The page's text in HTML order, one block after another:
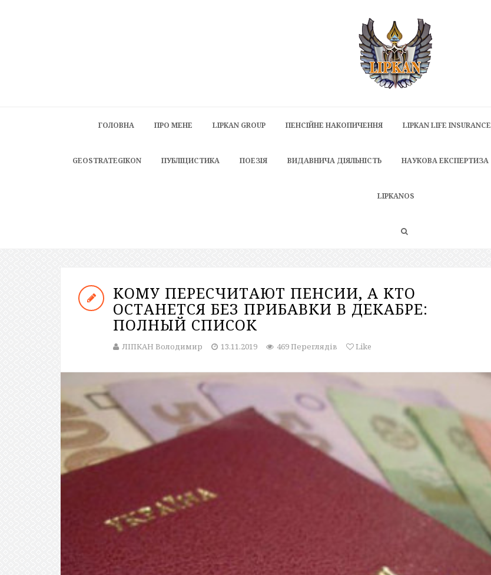
ГОЛОВНА ПРО МЕНЕ LIPKAN GROUP ПЕНСІЙНЕ НАКОПИЧЕННЯ LIPKAN LIFE INSURANCE
GEOSTRATEGIKON ПУБЛІЦИСТИКА ПОЕЗІЯ ВИДАВНИЧА ДІЯЛЬНІСТЬ НАУКОВА ЕКСПЕРТИЗА
LIPKANOS
КОМУ ПЕРЕСЧИТАЮТ ПЕНСИИ, А КТО
ОСТАНЕТСЯ БЕЗ ПРИБАВКИ В ДЕКАБРЕ:
ПОЛНЫЙ СПИСОК
ЛІПКАН Володимир 13.11.2019 469 Переглядів Like